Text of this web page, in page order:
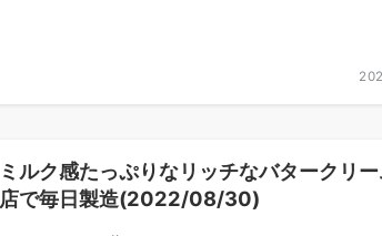
ミルク感たっぷりなリッチなバタークリ
店で毎日製造(2022/08/30)